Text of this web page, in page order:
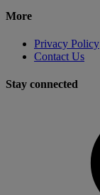
More
Privacy Policy
Contact Us
Stay connected